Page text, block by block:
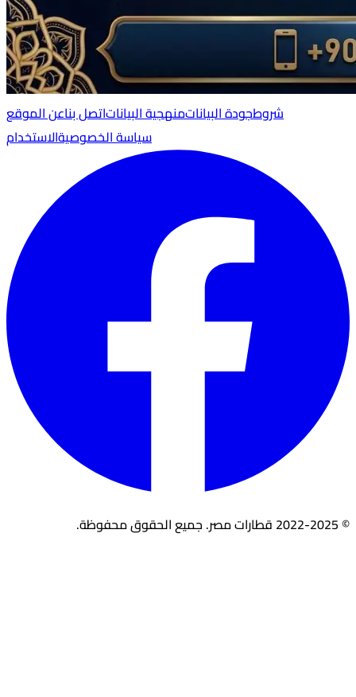
عن الموقعاتصل بنامنهجية البياناتجودة البياناتشروط
الاستخدامسياسة الخصوصية
© 2022-2025 قطارات مصر. جميع الحقوق محفوظة.